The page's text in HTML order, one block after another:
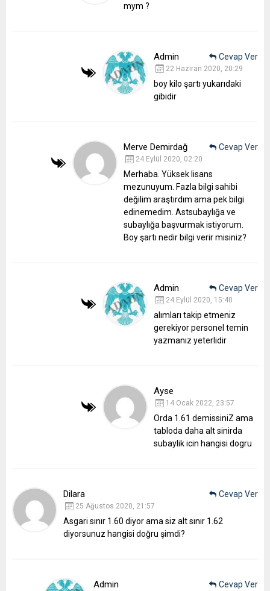
mym ?
Admin
22 Haziran 2020, 20:29
boy kilo şartı yukarıdaki
gibidir
Cevap Ver
Merve Demirdağ
24 Eylül 2020, 02:20
Merhaba. Yüksek lisans
mezunuyum. Fazla bilgi sahibi
değilim araştırdım ama pek bilgi
edinemedim. Astsubaylığa ve
subaylığa başvurmak istiyorum.
Boy şartı nedir bilgi verir misiniz?
Cevap Ver
Admin
24 Eylül 2020, 15:40
alımları takip etmeniz
gerekiyor personel temin
yazmanız yeterlidir
Cevap Ver
Ayse
14 Ocak 2022, 23:57
Orda 1.61 demissiniZ ama
tabloda daha alt sinirda
subaylik icin hangisi dogru
Dilara
25 Ağustos 2020, 21:57
Asgari sınır 1.60 diyor ama siz alt sınır 1.62
diyorsunuz hangisi doğru şimdi?
Cevap Ver
Admin Cevap Ver